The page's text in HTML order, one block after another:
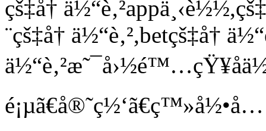
çš‡å†
¨çš‡å† ä½“è‚²,betçš‡å†
é¡µã€å®˜ç½‘ã€ç™»å½•å…